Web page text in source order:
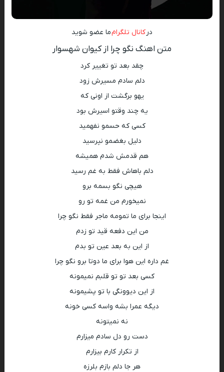
در کانال تلگرامما عضو شوید
متن اهنگ نگو چرا از کیوان شهسوار
چقد بعد تو تغییر کرد
دلم سادم مسیرش زود
یهو برگشت از اونی که
یه چند وقتو اسیرش بود
کسی که حسمو نفهمید
دلیل بغضمو نپرسید
هم قدمش شدم همیشه
دلم باهاش فقط به غم رسید
هیچی نگو بسمه برو
نمیخورم من غمه تو رو
اینجا برای ما تمومه ماجر فقط نگو چرا
من این دفعه قید تو زدم
از این به بعد عین تو بدم
غم داره این هوا برای ما دوتا برو نگو چرا
کسی بعد تو تو قلبم نمیمونه
از این دیوونگی با تو پشیمونه
دیگه عمرا بشه واسه کسی خونه
نه نمیتونه
دست رو دل سادم میزارم
از تکرار کارم بیزارم
هر جا دلم بازم بلرزه